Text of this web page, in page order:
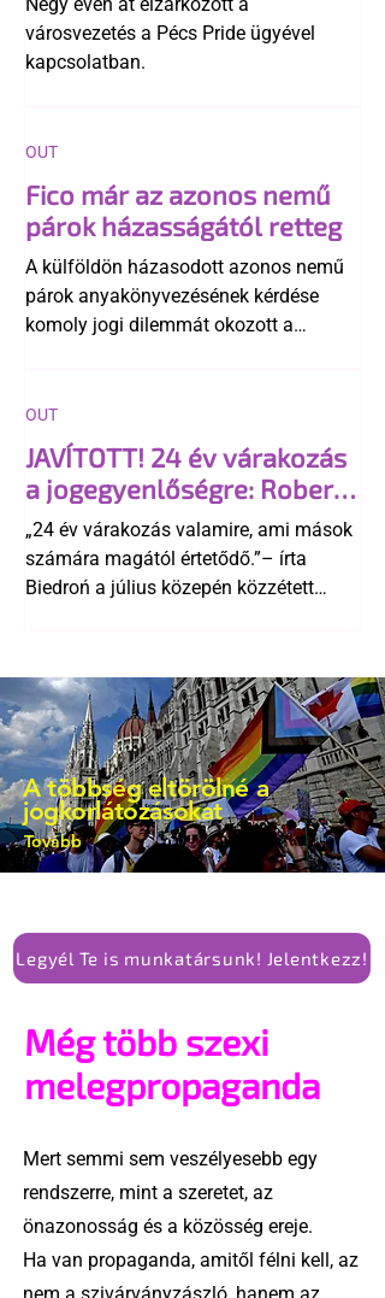
városvezetés a Pécs Pride ügyével
kapcsolatban.
Fico már az azonos nemű
párok házasságától retteg
A külföldön házasodott azonos nemű
párok anyakönyvezésének kérdése
komoly jogi dilemmát okozott a
egyértelműen tiltja a házasságuk
elismerését. Közben az ellenzéken belül
is vita robbant ki arról, hogy vissza
kellene-e vonni a kormány konzervatív
alkotmánymódosítását
OUT
JAVÍTOTT! 24 év várakozás
a jogegyenlőségre: Robert
Biedroń megindító üzenete
a lengyel bejegyzett
élettársi kapcsolatokért
„24 év várakozás valamire, ami mások
számára magától értetődő.”– írta
Biedroń a július közepén közzétett
OUT
A többség eltörölné a
jogkorlátozásokat
Tovább
Legyél Te is munkatársunk! Jelentkezz!
Még több szexi
melegpropaganda
Mert semmi sem veszélyesebb egy
rendszerre, mint a szeretet, az
önazonosság és a közösség ereje.
Ha van propaganda, amitől félni kell, az